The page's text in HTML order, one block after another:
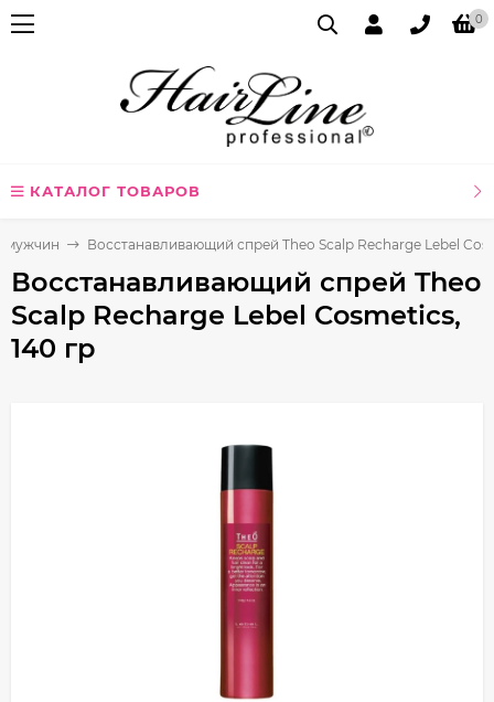
0
КАТАЛОГ ТОВАРОВ
мужчин Восстанавливающий спрей Theo Scalp Recharge Lebel
Восстанавливающий спрей Theo
Scalp Recharge Lebel Cosmetics,
140 гр